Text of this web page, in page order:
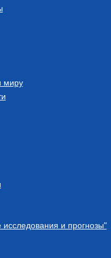
миру
и прогнозы"